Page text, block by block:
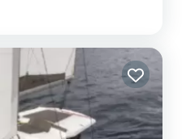
doen via het platform.